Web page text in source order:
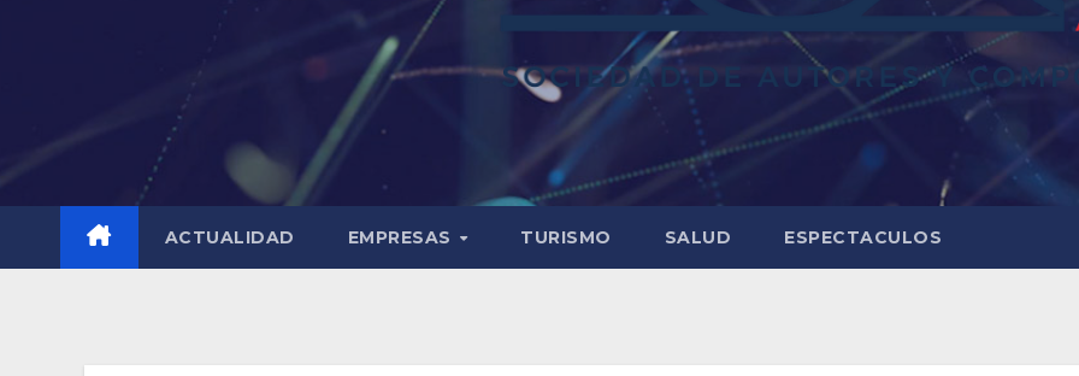
ACTUALIDAD EMPRESAS TURISMO SALUD ESPECTACULOS